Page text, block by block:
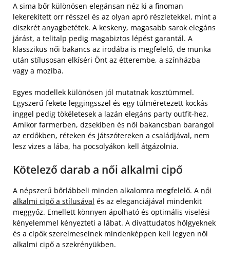
A sima bőr különösen elegánsan néz ki a finoman
lekerekített orr résszel és az olyan apró részletekkel, mint a
diszkrét anyagbetétek. A keskeny, magasabb sarok elegáns
járást, a telitalp pedig magabiztos lépést garantál. A
klasszikus női bakancs az irodába is megfelelő, de munka
után stílusosan elkíséri Önt az étterembe, a színházba
vagy a moziba.
Egyes modellek különösen jól mutatnak kosztümmel.
Egyszerű fekete leggingsszel és egy túlméretezett kockás
inggel pedig tökéletesek a lazán elegáns party outfit-hez.
Amikor farmerben, dzsekiben és női bakancsban barangol
az erdőkben, réteken és játszótereken a családjával, nem
lesz vizes a lába, ha pocsolyákon kell átgázolnia.
Kötelező darab a női alkalmi cipő
A népszerű bőrlábbeli minden alkalomra megfelelő. A női
alkalmi cipő a stílusával és az eleganciájával mindenkit
meggyőz. Emellett könnyen ápolható és optimális viselési
kényelemmel kényezteti a lábat. A divattudatos hölgyeknek
és a cipők szerelmeseinek mindenképpen kell legyen női
alkalmi cipő a szekrényükben.